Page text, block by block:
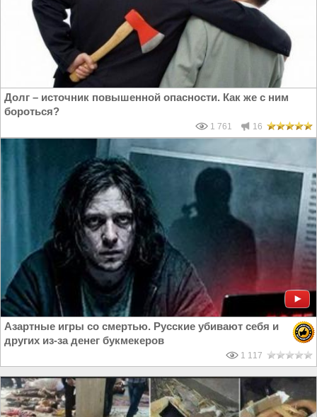
Долг – источник повышенной опасности. Как же с ним
бороться?
1 761 16
Азартные игры со смертью. Русские убивают себя и
других из-за денег букмекеров
1 117